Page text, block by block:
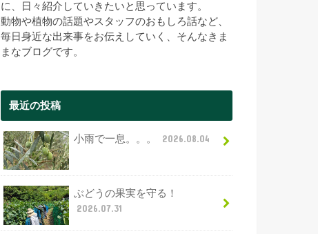
に、日々紹介していきたいと思っています。
動物や植物の話題やスタッフのおもしろ話など、
毎日身近な出来事をお伝えしていく、そんなきま
まなブログです。
最近の投稿
小雨で一息。。。 2026.08.04
ぶどうの果実を守る！
2026.07.31